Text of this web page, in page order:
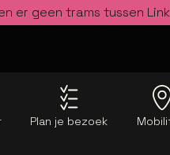
er geen trams tussen
Plan je bezoek